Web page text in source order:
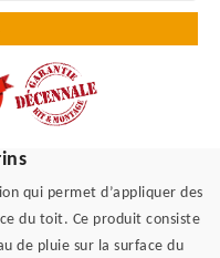
qui permet d’appliquer des
du toit. Ce produit consiste
de pluie sur la surface du